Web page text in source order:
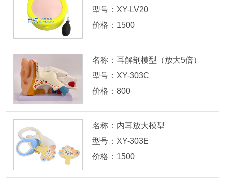
型号：XY-LV20
价格：1500
名称：耳解剖模型（放大5倍）
型号：XY-303C
价格：800
名称：内耳放大模型
型号：XY-303E
价格：1500